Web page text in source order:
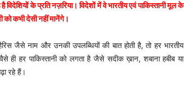
के प्रति नज़रिया। विदेशों में वे भारतीय एवं पाकिस्तानी मूल के
को कभी देसी नहीं मानेंगे।
जैसे नाम और उनकी उपलब्धियों की बात होती है, तो हर भारतीय
हर पाकिस्तानी को लगता है जैसे सदीक ख़ान, शबाना हबीब या
रहे हैं।